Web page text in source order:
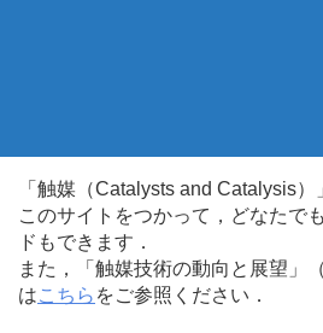
「触媒（Catalysts and Catalysis
このサイトをつかって，どなたで
ドもできます．
また，「触媒技術の動向と展望」
はこちら をご参照ください．